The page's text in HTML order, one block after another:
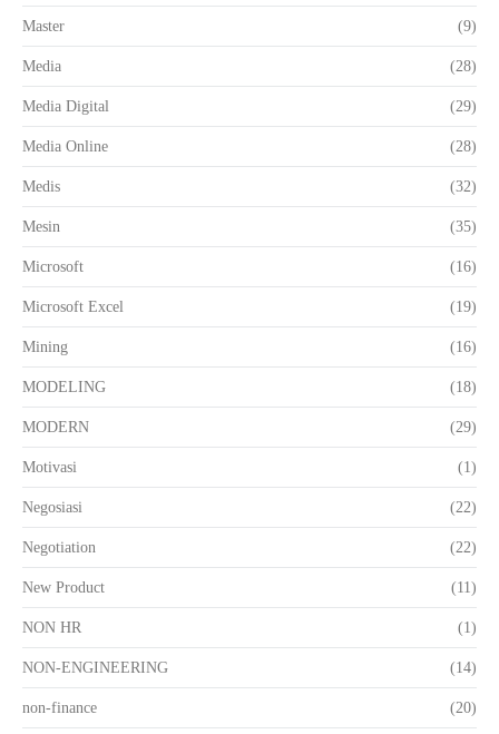
Master (9)
Media (28)
Media Digital (29)
Media Online (28)
Medis (32)
Mesin (35)
Microsoft (16)
Microsoft Excel (19)
Mining (16)
MODELING (18)
MODERN (29)
Motivasi (1)
Negosiasi (22)
Negotiation (22)
New Product (11)
NON HR (1)
NON-ENGINEERING (14)
non-finance (20)